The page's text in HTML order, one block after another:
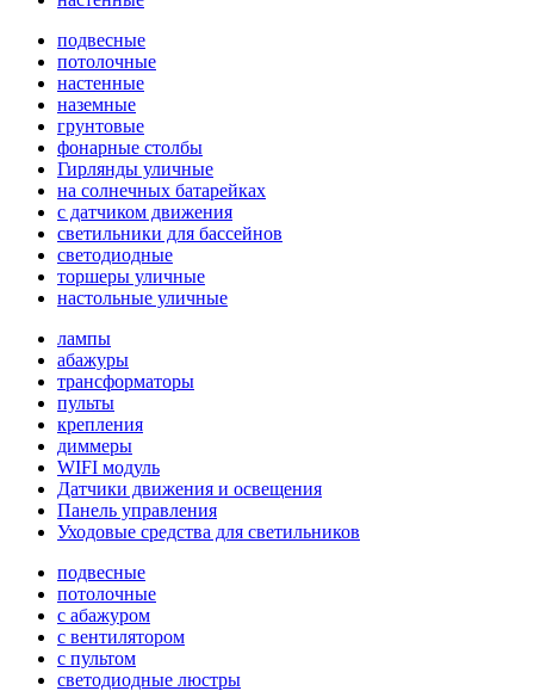
подвесные
потолочные
настенные
наземные
грунтовые
фонарные столбы
Гирлянды уличные
на солнечных батарейках
с датчиком движения
светильники для бассейнов
светодиодные
торшеры уличные
настольные уличные
лампы
абажуры
трансформаторы
пульты
крепления
диммеры
WIFI модуль
Датчики движения и освещения
Панель управления
Уходовые средства для светильников
подвесные
потолочные
с абажуром
с вентилятором
с пультом
светодиодные люстры